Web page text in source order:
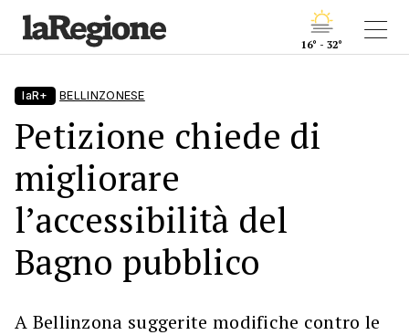
16° - 32°
laR+ BELLINZONESE
Petizione chiede di
migliorare
l’accessibilità del
Bagno pubblico
A Bellinzona suggerite modifiche contro le